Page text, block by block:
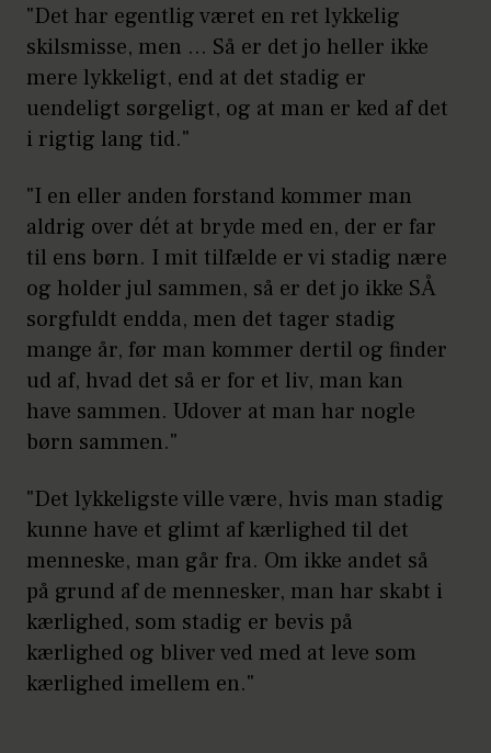
"Det har egentlig været en ret lykkelig
skilsmisse, men … Så er det jo heller ikke
mere lykkeligt, end at det stadig er
uendeligt sørgeligt, og at man er ked af det
i rigtig lang tid."
"I en eller anden forstand kommer man
aldrig over dét at bryde med en, der er far
til ens børn. I mit tilfælde er vi stadig nære
og holder jul sammen, så er det jo ikke SÅ
sorgfuldt endda, men det tager stadig
mange år, før man kommer dertil og finder
ud af, hvad det så er for et liv, man kan
have sammen. Udover at man har nogle
børn sammen."
"Det lykkeligste ville være, hvis man stadig
kunne have et glimt af kærlighed til det
menneske, man går fra. Om ikke andet så
på grund af de mennesker, man har skabt i
kærlighed, som stadig er bevis på
kærlighed og bliver ved med at leve som
kærlighed imellem en."